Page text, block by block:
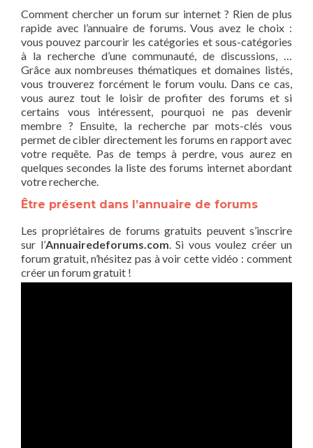
Comment chercher un forum sur internet ? Rien de plus
rapide avec l’annuaire de forums. Vous avez le choix :
vous pouvez parcourir les catégories et sous-catégories
à la recherche d’une communauté, de discussions, …
Grâce aux nombreuses thématiques et domaines listés,
vous trouverez forcément le forum voulu. Dans ce cas,
vous aurez tout le loisir de profiter des forums et si
certains vous intéressent, pourquoi ne pas devenir
membre ? Ensuite, la recherche par mots-clés vous
permet de cibler directement les forums en rapport avec
votre requête. Pas de temps à perdre, vous aurez en
quelques secondes la liste des forums internet abordant
votre recherche.
Être présent dans l’annuaire de forums
Les propriétaires de forums gratuits peuvent s’inscrire
sur l’Annuairedeforums.com. Si vous voulez créer un
forum gratuit, n’hésitez pas à voir cette vidéo : comment
créer un forum gratuit !